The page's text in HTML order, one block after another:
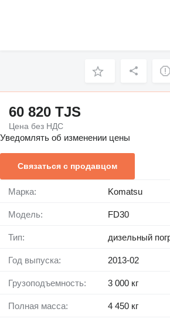
60 820 TJS
Цена без НДС
Уведомлять об изменении цены
Связаться с продавцом
Марка: Komatsu
Модель: FD30
Тип: дизельный
Год выпуска: 2013-02
Грузоподъемность: 3 000 кг
Полная масса: 4 450 кг